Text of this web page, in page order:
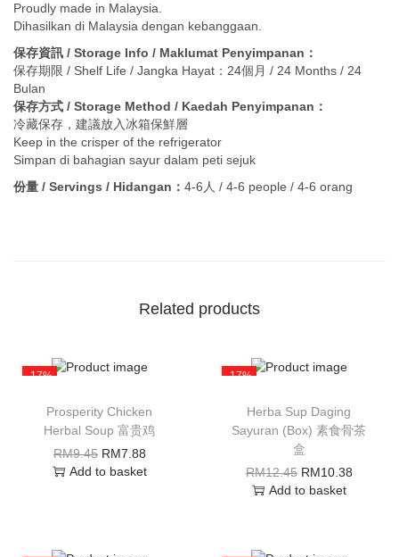
Proudly made in Malaysia.
Dihasilkan di Malaysia dengan kebanggaan.
保存資訊 / Storage Info / Maklumat Penyimpanan：
保存期限 / Shelf Life / Jangka Hayat：24個月 / 24 Months / 24
Bulan
保存方式 / Storage Method / Kaedah Penyimpanan：
冷藏保存，建議放入冰箱保鮮層
Keep in the crisper of the refrigerator
Simpan di bahagian sayur dalam peti sejuk
份量 / Servings / Hidangan： 4-6人 / 4-6 people / 4-6 orang
Related products
-17%
Prosperity Chicken
Herbal Soup 富贵鸡
RM9.45 RM7.88
Add to basket
-17%
Herba Sup Daging
Sayuran (Box) 素食骨茶
盒
RM12.45 RM10.38
Add to basket